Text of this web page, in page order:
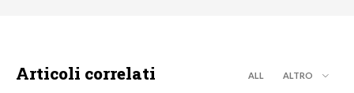
Articoli correlati ALL ALTRO